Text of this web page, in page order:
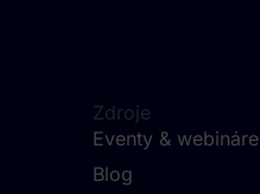
Zdroje
Eventy & webináre
Blog